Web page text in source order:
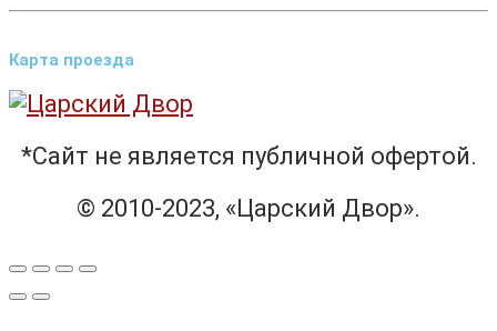
Карта проезда
*Сайт не является публичной офертой.
© 2010-2023, «Царский Двор».